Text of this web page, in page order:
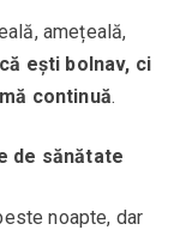
amețeală,
ești bolnav, ci
continuă.
de sănătate
noapte, dar